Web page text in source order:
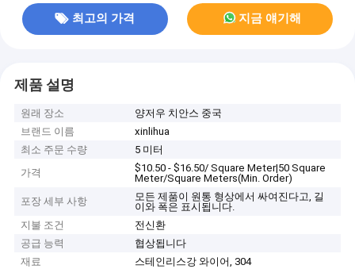
최고의 가격 지금 얘기해
제품 설명
원래 장소
양저우 치안스 중국
브랜드 이름
xinlihua
최소 주문 수량
5 미터
가격
$10.50 - $16.50/ Square Meter|50 Square
Meter/Square Meters(Min. Order)
포장 세부 사항
모든 제품이 원통 형상에서 싸여진다고, 길
이와 폭은 표시됩니다.
지불 조건
전신환
공급 능력
협상됩니다
재료
스테인리스강 와이어, 304